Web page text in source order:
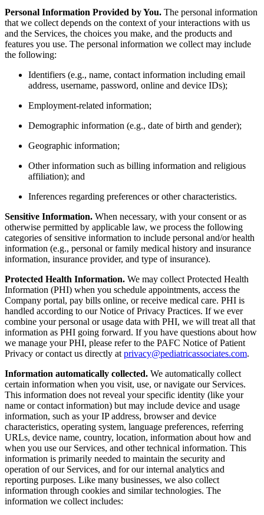
Personal Information Provided by You. The personal information
that we collect depends on the context of your interactions with us
and the Services, the choices you make, and the products and
features you use. The personal information we collect may include
the following:
Identifiers (e.g., name, contact information including email
address, username, password, online and device IDs);
Employment-related information;
Demographic information (e.g., date of birth and gender);
Geographic information;
Other information such as billing information and religious
affiliation); and
Inferences regarding preferences or other characteristics.
Sensitive Information. When necessary, with your consent or as
otherwise permitted by applicable law, we process the following
categories of sensitive information to include personal and/or health
information (e.g., personal or family medical history and insurance
information, insurance provider, and type of insurance).
Protected Health Information. We may collect Protected Health
Information (PHI) when you schedule appointments, access the
Company portal, pay bills online, or receive medical care. PHI is
handled according to our Notice of Privacy Practices. If we ever
combine your personal or usage data with PHI, we will treat all that
information as PHI going forward. If you have questions about how
we manage your PHI, please refer to the PAFC Notice of Patient
Privacy or contact us directly at privacy@pediatricassociates.com.
Information automatically collected. We automatically collect
certain information when you visit, use, or navigate our Services.
This information does not reveal your specific identity (like your
name or contact information) but may include device and usage
information, such as your IP address, browser and device
characteristics, operating system, language preferences, referring
URLs, device name, country, location, information about how and
when you use our Services, and other technical information. This
information is primarily needed to maintain the security and
operation of our Services, and for our internal analytics and
reporting purposes. Like many businesses, we also collect
information through cookies and similar technologies. The
information we collect includes: